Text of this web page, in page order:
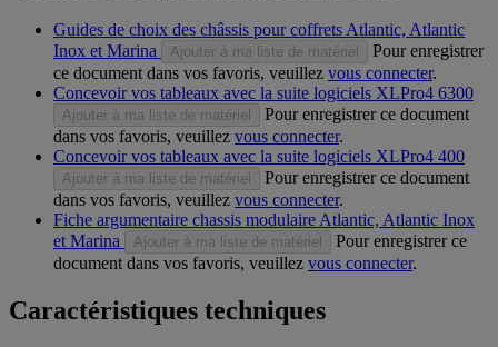
Guides de choix des châssis pour coffrets Atlantic, Atlantic
Inox et Marina
Ajouter à ma liste de matériel
Pour enregistrer
ce document dans vos favoris, veuillez vous connecter.
Concevoir vos tableaux avec la suite logiciels XLPro4 6300
Ajouter à ma liste de matériel
Pour enregistrer ce document
dans vos favoris, veuillez vous connecter.
Concevoir vos tableaux avec la suite logiciels XLPro4 400
Ajouter à ma liste de matériel
Pour enregistrer ce document
dans vos favoris, veuillez vous connecter.
Fiche argumentaire chassis modulaire Atlantic, Atlantic Inox
et Marina
Ajouter à ma liste de matériel
Pour enregistrer ce
document dans vos favoris, veuillez vous connecter.
Caractéristiques techniques